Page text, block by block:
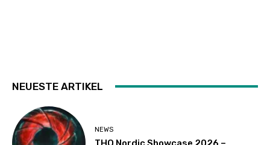
NEUESTE ARTIKEL
NEWS